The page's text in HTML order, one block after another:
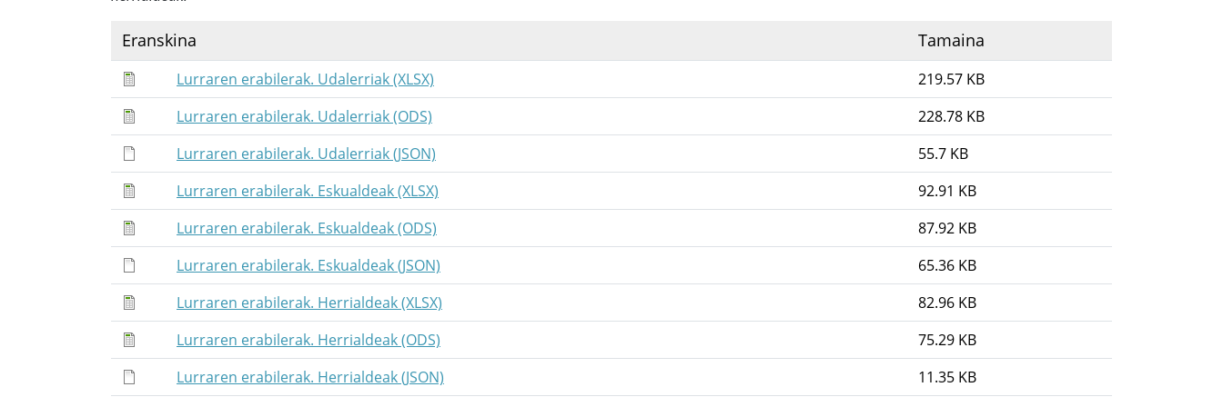
Eranskina Tamaina
Lurraren erabilerak. Udalerriak (XLSX)
219.57 KB
Lurraren erabilerak. Udalerriak (ODS)
228.78 KB
Lurraren erabilerak. Udalerriak (JSON)
55.7 KB
Lurraren erabilerak. Eskualdeak (XLSX)
92.91 KB
Lurraren erabilerak. Eskualdeak (ODS)
87.92 KB
Lurraren erabilerak. Eskualdeak (JSON)
65.36 KB
Lurraren erabilerak. Herrialdeak (XLSX)
82.96 KB
Lurraren erabilerak. Herrialdeak (ODS)
75.29 KB
Lurraren erabilerak. Herrialdeak (JSON)
11.35 KB